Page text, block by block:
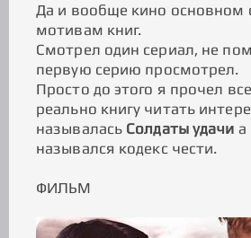
Да и вообще кино основном
мотивам книг.
Смотрел один сериал, не
первую серию просмотрел.
Просто до этого я прочел
реально книгу читать
называлась Солдаты удачи
назывался кодекс чести.
ФИЛЬМ